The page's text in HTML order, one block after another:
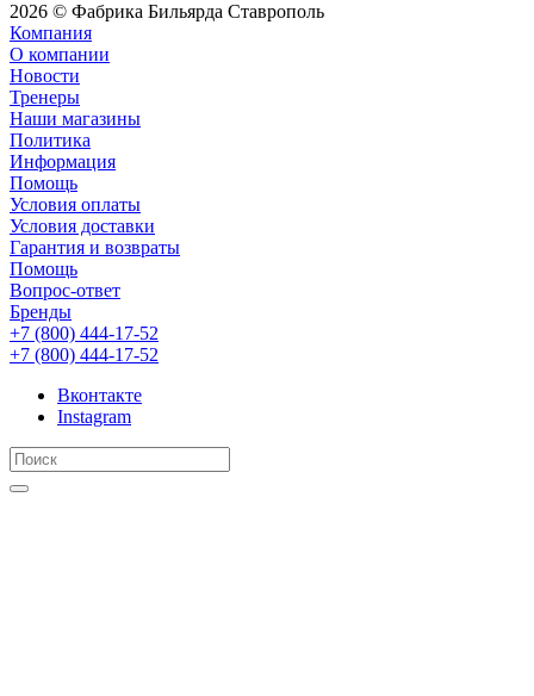
2026 © Фабрика Бильярда Ставрополь
Компания
О компании
Новости
Тренеры
Наши магазины
Политика
Информация
Помощь
Условия оплаты
Условия доставки
Гарантия и возвраты
Помощь
Вопрос-ответ
Бренды
+7 (800) 444-17-52
+7 (800) 444-17-52
Вконтакте
Instagram